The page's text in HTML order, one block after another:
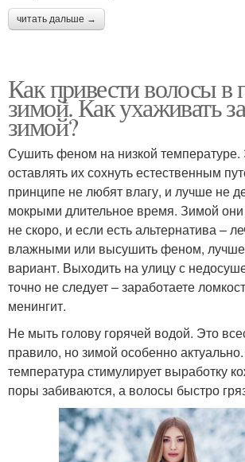
читать дальше →
Как привести волосы в
зимой. Как ухаживать
зимой?
Сушить феном на низкой
оставлять их сохнуть естественным
принципе не любят влагу, и лучше не
мокрыми длительное время. Зимой
не скоро, и если есть альтернатива –
влажными или высушить феном, лучше
вариант. Выходить на улицу с
точно не следует – заработаете
менингит.
Не мыть голову горячей водой. Это
правило, но зимой особенно
температура стимулирует выработку
поры забиваются, а волосы быстро